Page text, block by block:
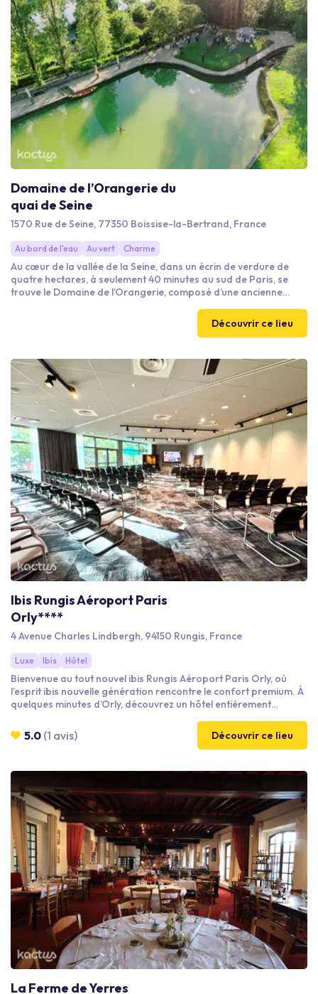
Domaine de l’Orangerie du
quai de Seine
1570 Rue de Seine, 77350 Boissise-la-Bertrand, France
Au bord de l'eau Au vert Charme
Au cœur de la vallée de la Seine, dans un écrin de verdure de
quatre hectares, à seulement 40 minutes au sud de Paris, se
trouve le Domaine de l’Orangerie, composé d’une ancienne
Beaulieu du XVIIIe siècle. Cette propriété d’exception vous offre
une vue sur la Seine, ses jardins intimistes et fleuris une grande
vaste bassin romantique: un lieu synonyme de dépaysement.
Découvrir ce lieu
Ibis Rungis Aéroport Paris
Orly****
4 Avenue Charles Lindbergh, 94150 Rungis, France
Luxe Ibis Hôtel
Bienvenue au tout nouvel ibis Rungis Aéroport Paris Orly, où
l’esprit ibis nouvelle génération rencontre le confort premium. À
quelques minutes d’Orly, découvrez un hôtel entièrement
salles lumineuses, certaines avec terrasse, offrent un décor
contemporain idéal pour créer, échanger et fédérer. Chambres
gratuite, connexion directe à Paris par la ligne T7 puis Métro 14.
5.0 (1 avis) Découvrir ce lieu
La Ferme de Yerres